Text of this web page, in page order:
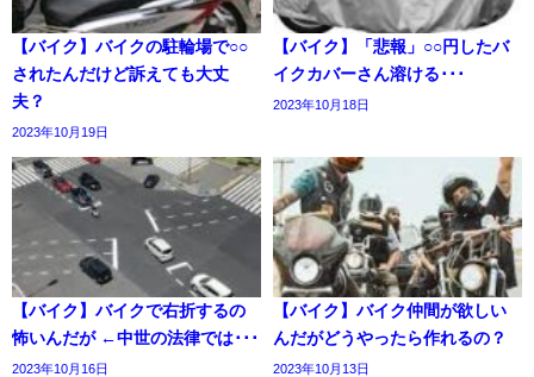
【バイク】バイクの駐輪場で○○
されたんだけど訴えても大丈
夫？
2023年10月19日
【バイク】「悲報」○○円したバ
イクカバーさん溶ける･･･
2023年10月18日
【バイク】バイクで右折するの
怖いんだが ←中世の法律では･･･
2023年10月16日
【バイク】バイク仲間が欲しい
んだがどうやったら作れるの？
2023年10月13日